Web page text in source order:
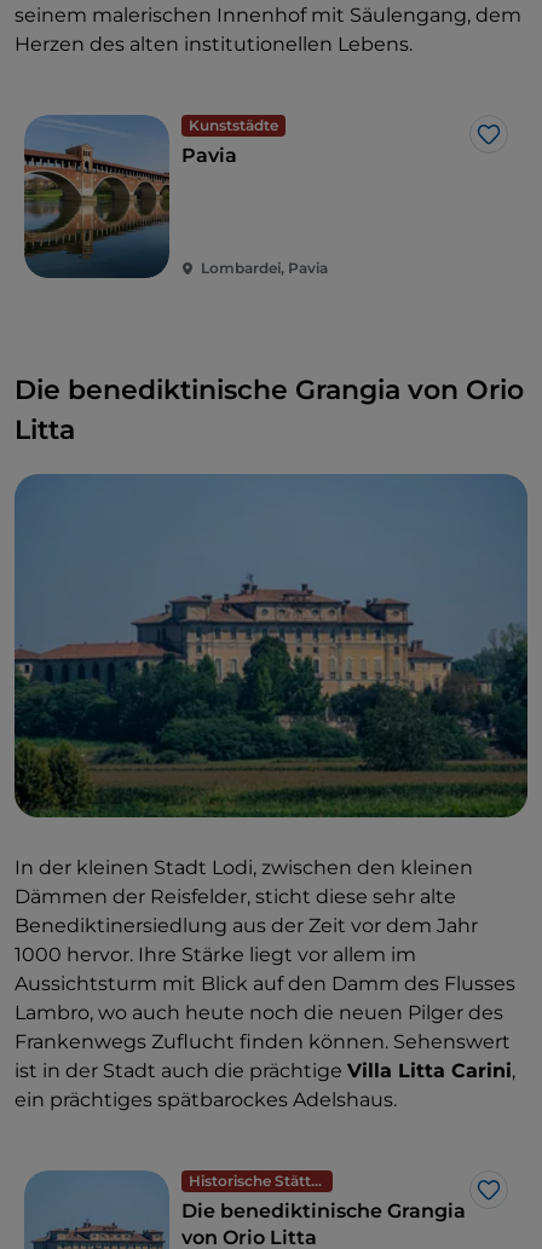
seinem malerischen Innenhof mit Säulengang, dem
Herzen des alten institutionellen Lebens.
Kunststädte
Like
Pavia
Lombardei, Pavia
Die benediktinische Grangia von Orio
Litta
In der kleinen Stadt Lodi, zwischen den kleinen
Dämmen der Reisfelder, sticht diese sehr alte
Benediktinersiedlung aus der Zeit vor dem Jahr
1000 hervor. Ihre Stärke liegt vor allem im
Aussichtsturm mit Blick auf den Damm des Flusses
Lambro, wo auch heute noch die neuen Pilger des
Frankenwegs Zuflucht finden können. Sehenswert
ist in der Stadt auch die prächtige Villa Litta Carini,
ein prächtiges spätbarockes Adelshaus.
Historische Stätten
Like
Die benediktinische Grangia
von Orio Litta